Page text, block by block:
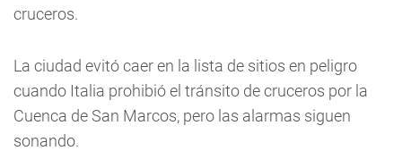
cruceros.
La ciudad evitó caer en la lista de sitios en peligro
cuando Italia prohibió el tránsito de cruceros por la
Cuenca de San Marcos, pero las alarmas siguen
sonando.